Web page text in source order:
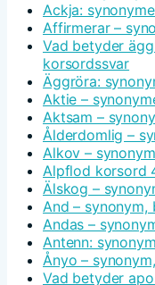
Ackja:
Affirmerar –
Vad betyder
korsordssvar
Äggröra:
Aktie –
Aktsam –
Ålderdomlig –
Alkov –
Alpflod korsord
Älskog –
And – synonym,
Andas –
Antenn:
Ånyo –
Vad betyder